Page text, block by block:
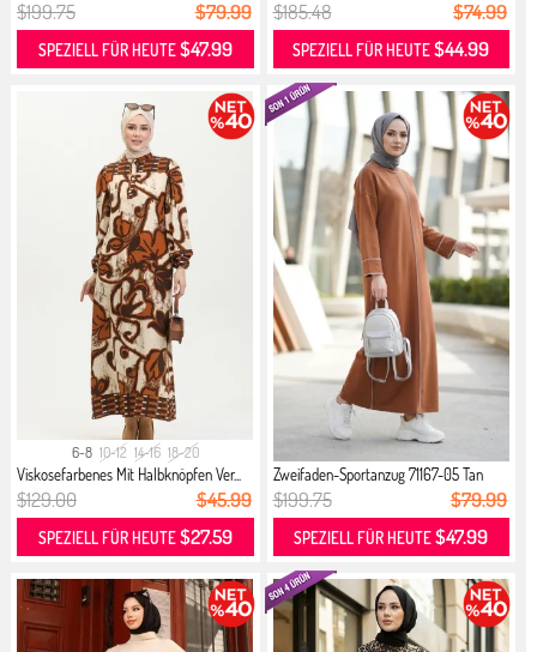
$199.75 $79.99
SPEZIELL FÜR HEUTE$47.99
$185.48 $74.99
SPEZIELL FÜR HEUTE$44.99
6-8 10-12 14-16 18-20
Viskosefarbenes Mit Halbknöpfen Ver...
$129.00 $45.99
SPEZIELL FÜR HEUTE$27.59
Zweifaden-Sportanzug 71167-05 Tan
$199.75 $79.99
SPEZIELL FÜR HEUTE$47.99